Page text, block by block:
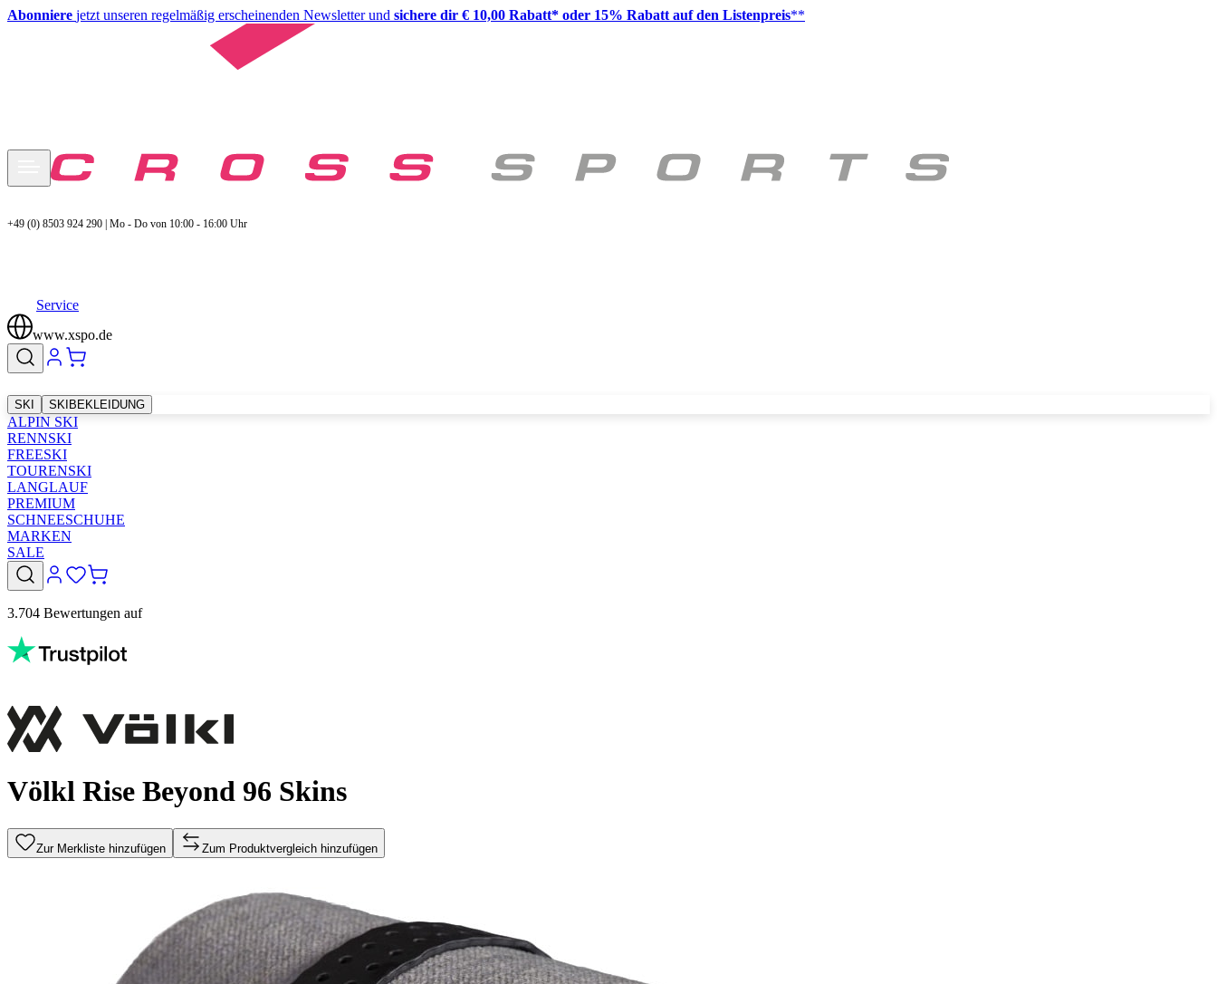
Abonniere jetzt unseren regelmäßig erscheinenden Newsletter und sichere dir € 10,00 Rabatt* oder 15% Rabatt auf den Listenpreis**
+49 (0) 8503 924 290 | Mo - Do von 10:00 - 16:00 Uhr
Service
www.xspo.de
SKI SKIBEKLEIDUNG
ALPIN SKI
RENNSKI
FREESKI
TOURENSKI
LANGLAUF
PREMIUM
SCHNEESCHUHE
MARKEN
SALE
3.704 Bewertungen auf
Völkl Rise Beyond 96 Skins
Zur Merkliste hinzufügen Zum Produktvergleich hinzufügen